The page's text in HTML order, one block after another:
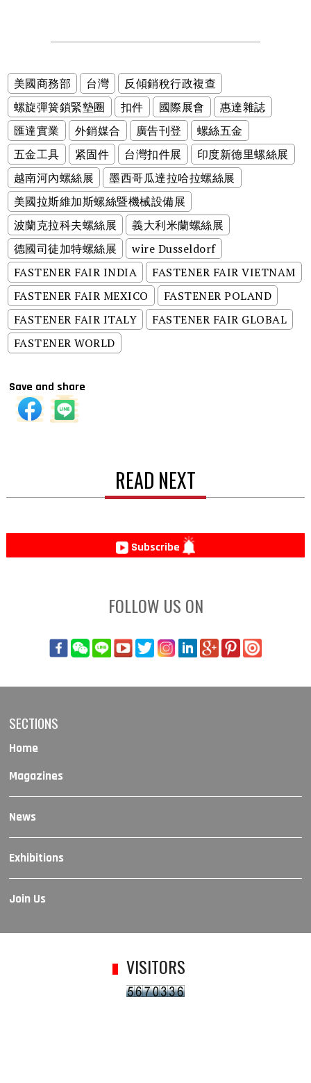
美國商務部 台灣
反傾銷稅行政複查
螺旋彈簧鎖緊墊圈
扣件 國際展會
惠達雜誌
匯達實業
外銷媒合 廣告刊登
螺絲五金
五金工具
紧固件 台灣扣件展
印度新德里螺絲展
越南河內螺絲展
墨西哥瓜達拉哈拉螺絲展
美國拉斯維加斯螺絲暨機械設備展
波蘭克拉科夫螺絲展
義大利米蘭螺絲展
德國司徒加特螺絲展
wire Dusseldorf
FASTENER FAIR INDIA
FASTENER FAIR VIETNAM
FASTENER FAIR MEXICO
FASTENER POLAND
FASTENER FAIR ITALY
FASTENER FAIR GLOBAL
FASTENER WORLD
Save and share
READ NEXT
Subscribe
FOLLOW US ON
SECTIONS
Home
Magazines
News
Exhibitions
Join Us
VISITORS